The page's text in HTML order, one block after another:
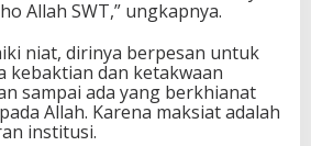
Allah SWT,” ungkapnya.
niat, dirinya berpesan untuk
kebaktian dan ketakwaan
sampai ada yang berkhianat
Allah. Karena maksiat adalah
institusi.